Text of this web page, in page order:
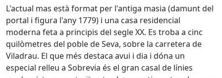
L'actual mas està format per l'antiga masia (damunt del
portal i figura l'any 1779) i una casa residencial
moderna feta a principis del segle XX. Es troba a cinc
quilòmetres del poble de Seva, sobre la carretera de
Viladrau. El que més destaca avui i dia i dóna un
especial relleu a Sobrevia és el gran casal de línies